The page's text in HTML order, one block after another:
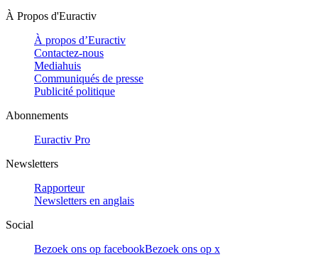
À Propos d'Euractiv
À propos d’Euractiv
Contactez-nous
Mediahuis
Communiqués de presse
Publicité politique
Abonnements
Euractiv Pro
Newsletters
Rapporteur
Newsletters en anglais
Social
Bezoek ons op facebookBezoek ons op x